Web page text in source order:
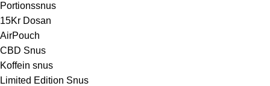
Portionssnus
15Kr Dosan
AirPouch
CBD Snus
Koffein snus
Limited Edition Snus